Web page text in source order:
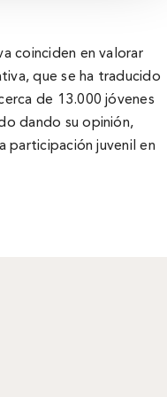
coinciden en valorar
que se ha traducido
de 13.000 jóvenes
dando su opinión,
participación juvenil en